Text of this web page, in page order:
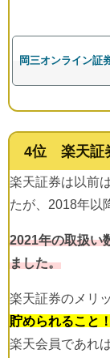
岡三オンライン証
4位 楽天証
楽天証券は以前
たが、2018年以
2021年の取扱い
ました。
楽天証券のメリ
貯められること！
楽天会員であれ